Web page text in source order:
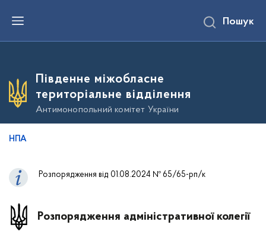
е
о
о
в
о
в
Пошук
Південне міжобласне
територіальне відділення
Антимонопольний комітет України
НПА
Розпорядження від 01.08.2024 № 65/65-рп/к
Розпорядження адміністративної колегії